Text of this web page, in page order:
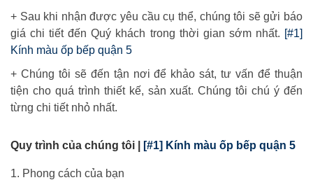
+ Sau khi nhận được yêu cầu cụ thể, chúng tôi sẽ gửi báo
giá chi tiết đến Quý khách trong thời gian sớm nhất. [#1]
Kính màu ốp bếp quận 5
+ Chúng tôi sẽ đến tận nơi để khảo sát, tư vấn để thuận
tiện cho quá trình thiết kế, sản xuất. Chúng tôi chú ý đến
từng chi tiết nhỏ nhất.
Quy trình của chúng tôi | [#1] Kính màu ốp bếp quận 5
1. Phong cách của bạn